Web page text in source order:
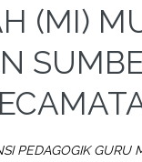
(MI)
PEDAGOGIK GURU